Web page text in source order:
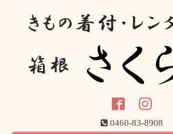
0460-83-8908